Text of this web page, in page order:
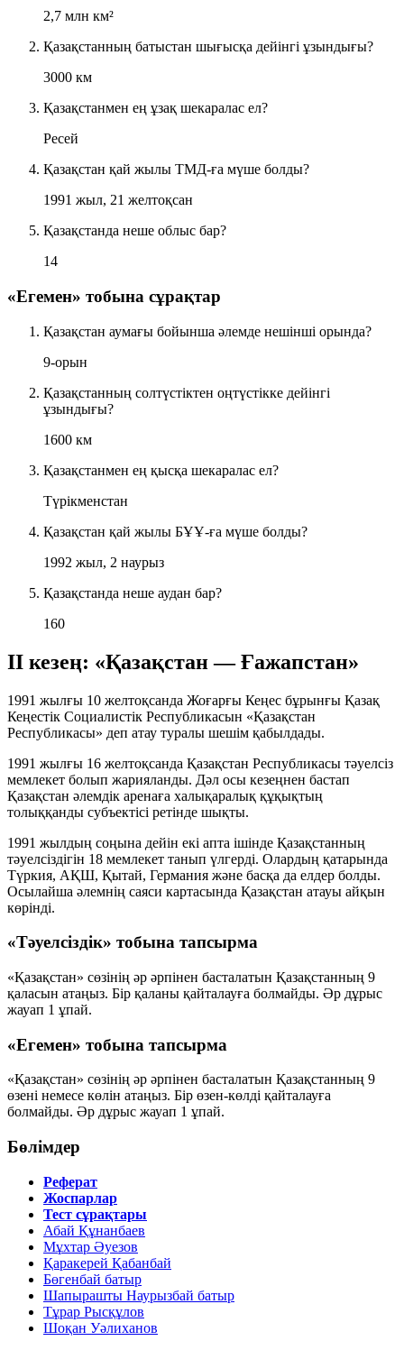
2,7 млн км²
Қазақстанның батыстан шығысқа дейінгі ұзындығы?
3000 км
Қазақстанмен ең ұзақ шекаралас ел?
Ресей
Қазақстан қай жылы ТМД-ға мүше болды?
1991 жыл, 21 желтоқсан
Қазақстанда неше облыс бар?
14
«Егемен» тобына сұрақтар
Қазақстан аумағы бойынша әлемде нешінші орында?
9-орын
Қазақстанның солтүстіктен оңтүстікке дейінгі
ұзындығы?
1600 км
Қазақстанмен ең қысқа шекаралас ел?
Түрікменстан
Қазақстан қай жылы БҰҰ-ға мүше болды?
1992 жыл, 2 наурыз
Қазақстанда неше аудан бар?
160
ІІ кезең: «Қазақстан — Ғажапстан»
1991 жылғы 10 желтоқсанда Жоғарғы Кеңес бұрынғы Қазақ
Кеңестік Социалистік Республикасын «Қазақстан
Республикасы» деп атау туралы шешім қабылдады.
1991 жылғы 16 желтоқсанда Қазақстан Республикасы тәуелсіз
мемлекет болып жарияланды. Дәл осы кезеңнен бастап
Қазақстан әлемдік аренаға халықаралық құқықтың
толыққанды субъектісі ретінде шықты.
1991 жылдың соңына дейін екі апта ішінде Қазақстанның
тәуелсіздігін 18 мемлекет танып үлгерді. Олардың қатарында
Түркия, АҚШ, Қытай, Германия және басқа да елдер болды.
Осылайша әлемнің саяси картасында Қазақстан атауы айқын
көрінді.
«Тәуелсіздік» тобына тапсырма
«Қазақстан» сөзінің әр әрпінен басталатын Қазақстанның 9
қаласын атаңыз. Бір қаланы қайталауға болмайды. Әр дұрыс
жауап 1 ұпай.
«Егемен» тобына тапсырма
«Қазақстан» сөзінің әр әрпінен басталатын Қазақстанның 9
өзені немесе көлін атаңыз. Бір өзен-көлді қайталауға
болмайды. Әр дұрыс жауап 1 ұпай.
Бөлімдер
Реферат
Жоспарлар
Тест сұрақтары
Абай Құнанбаев
Мұхтар Әуезов
Қаракерей Қабанбай
Бөгенбай батыр
Шапырашты Наурызбай батыр
Тұрар Рысқұлов
Шоқан Уәлиханов